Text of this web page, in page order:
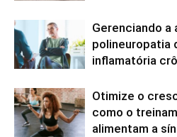
Gerenciando a
polineuropatia
inflamatória
Otimize o
como o
alimentam a